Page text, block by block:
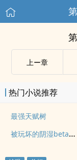
上ー章
热门小说推荐
最强天赋树
被玩坏的阴湿beta（强制 nph）